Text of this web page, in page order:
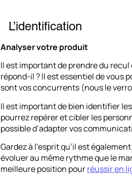
L’identification
Analyser votre produit
Il est important de prendre du recul
répond-il ? Il est essentiel de vous
sont vos concurrents (nous le
Il est important de bien identifier
pourrez repérer et cibler les
possible d’adapter vos
Gardez à l’esprit qu’il est
évoluer au même rythme que le
meilleure position pourréussir en